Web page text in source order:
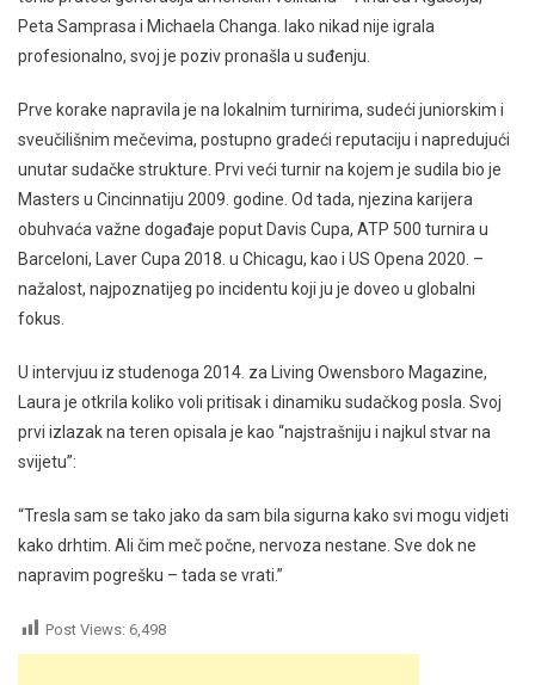
Peta Samprasa i Michaela Changa. Iako nikad nije igrala
profesionalno, svoj je poziv pronašla u suđenju.
Prve korake napravila je na lokalnim turnirima, sudeći juniorskim i
sveučilišnim mečevima, postupno gradeći reputaciju i napredujući
unutar sudačke strukture. Prvi veći turnir na kojem je sudila bio je
Masters u Cincinnatiju 2009. godine. Od tada, njezina karijera
obuhvaća važne događaje poput Davis Cupa, ATP 500 turnira u
Barceloni, Laver Cupa 2018. u Chicagu, kao i US Opena 2020. –
nažalost, najpoznatijeg po incidentu koji ju je doveo u globalni
fokus.
U intervjuu iz studenoga 2014. za Living Owensboro Magazine,
Laura je otkrila koliko voli pritisak i dinamiku sudačkog posla. Svoj
prvi izlazak na teren opisala je kao “najstrašniju i najkul stvar na
svijetu”:
“Tresla sam se tako jako da sam bila sigurna kako svi mogu vidjeti
kako drhtim. Ali čim meč počne, nervoza nestane. Sve dok ne
napravim pogrešku – tada se vrati.”
Post Views: 6,498